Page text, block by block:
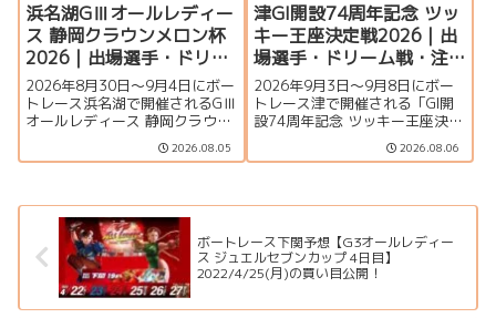
浜名湖GⅢオールレディー
ス 静岡クラウンメロン杯
2026｜出場選手・ドリー
ム戦・注目モーター・イ
ベント情報まとめ
2026年8月30日～9月4日にボー
トレース浜名湖で開催されるGⅢ
オールレディース 静岡クラウン
場選手一覧、シリーズ展望、ド
を詳しく紹介します。
2026.08.05
津GI開設74周年記念 ツッ
キー王座決定戦2026｜出
場選手・ドリーム戦・注
目モーター・イベント情
報まとめ
2026年9月3日〜9月8日にボー
トレース津で開催される「GI開
設74周年記念 ツッキー王座決定
手一覧、シリーズ展望、ドリー
介します。
2026.08.06
ボートレース下関予想【G3オールレディー
ス ジュエルセブンカップ 4日目】
2022/4/25(月)の買い目公開！